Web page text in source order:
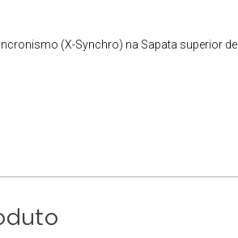
(X-Synchro) na Sapata superior de